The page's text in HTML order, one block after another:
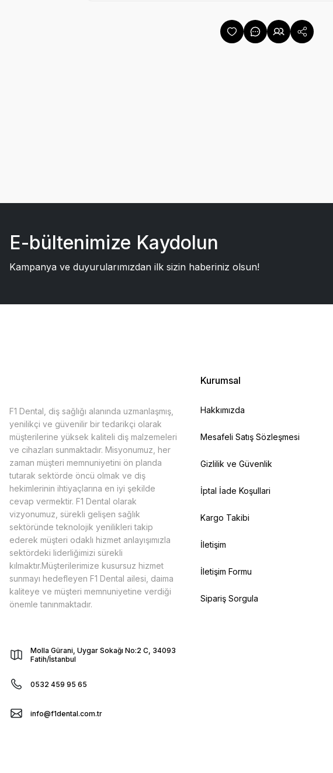
E-bültenimize Kaydolun
Kampanya ve duyurularımızdan ilk sizin haberiniz olsun!
F1 Dental, diş sağlığı alanında uzmanlaşmış,
yenilikçi ve güvenilir bir tedarikçi olarak
müşterilerine yüksek kaliteli diş malzemeleri
ve cihazları sunmaktadır. Misyonumuz, her
zaman müşteri memnuniyetini ön planda
tutarak sektörde öncü olmak ve diş
hekimlerinin ihtiyaçlarına en iyi şekilde
cevap vermektir. F1 Dental olarak
vizyonumuz, sürekli gelişen sağlık
sektöründe teknolojik yenilikleri takip
ederek müşteri odaklı hizmet anlayışımızla
sektördeki liderliğimizi sürekli
kılmaktır.Müşterilerimize kusursuz hizmet
sunmayı hedefleyen F1 Dental ailesi, daima
kaliteye ve müşteri memnuniyetine verdiği
önemle tanınmaktadır.
Molla Gürani, Uygar Sokağı No:2 C, 34093
Fatih/İstanbul
0532 459 95 65
info@f1dental.com.tr
Kurumsal
Hakkımızda
Mesafeli Satış Sözleşmesi
Gizlilik ve Güvenlik
İptal İade Koşullari
Kargo Takibi
İletişim
İletişim Formu
Sipariş Sorgula